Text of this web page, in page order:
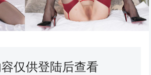
仅供登陆后查看